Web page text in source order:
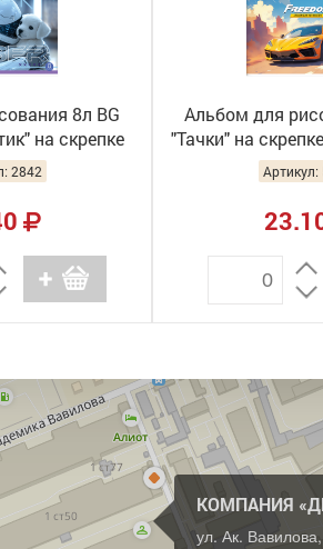
8л BG
на скрепке
(12/84)
2842
Альбом для
"Тачки" на
(16/
Артикул:
КОМПАНИЯ
ул. Ак.